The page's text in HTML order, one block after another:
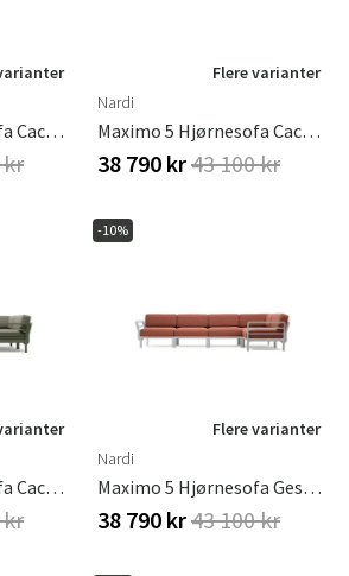
Maximo 5 Hjørnesofa Cactus - Lava
kr
Flere varianter
Nardi
Maximo 5 Hjørnesofa Cactus - Perla
38 790 kr43 100 kr
Maximo 5 Hjørnesofa Cactus - Timo
kr
-10%
Flere varianter
Nardi
Maximo 5 Hjørnesofa Gesso - Cannella
38 790 kr43 100 kr